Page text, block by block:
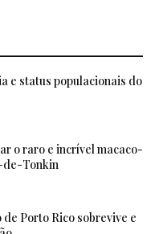
e status populacionais do
o raro e incrível macaco-
Tonkin
Porto Rico sobrevive e